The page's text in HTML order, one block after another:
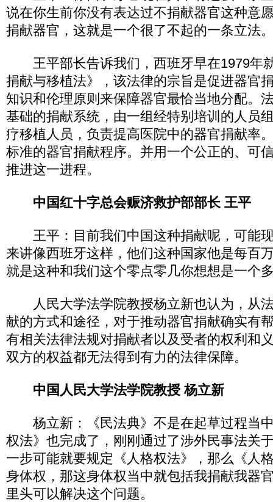
说在你生前你没有表达过不捐献器官这种意
捐献器官，这就是一个很了不起的一条立法
王平部长告诉我们，西班牙早在1979年
捐献与移植法》，该法律的宗旨是促进器官
知识和伦理原则来保障器官最恰当地分配。
基础的捐献系统，由一组经特别培训的人员
疗移植人员，负责提高医院中的器官捐献率
标准的器官捐献程序。并用一个公正的、可
推进这一进程。
中国红十字总会赈济救护部部长 王平
王平：目前我们中国这种捐献呢，可能
来讲像西班牙这样，他们这种国家他是每百
就是这种和我们这个零点零几你想想是一个
人民大学法学院教授杨立新也认为，从
献的方式和途径，对于推动器官捐献确实有
有相关法律法规对捐献者以及受者的权利和
双方的权益都无法得到有力的法律保障。
中国人民大学法学院教授 杨立新
杨立新：《民法典》不是在起草过程当
权法》也完成了，刚刚通过了涉外民事法关
一步可能就要规定《人格权法》，那么《人
身体权，那这身体权当中就包括我捐献我器
里头可以解决这个问题。